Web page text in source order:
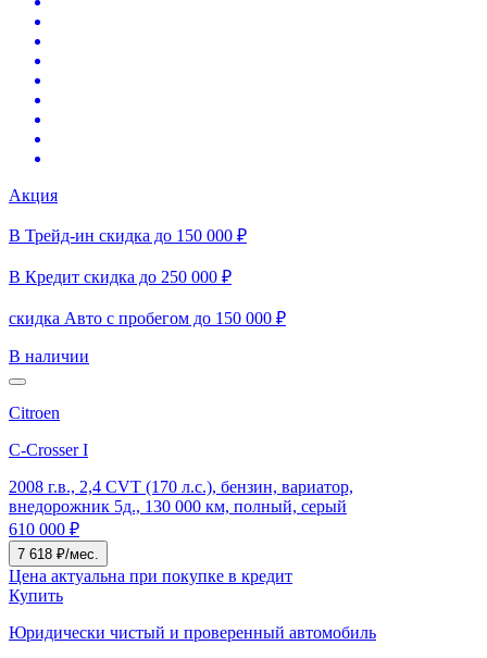
Акция
В Трейд-ин скидка до 150 000 ₽
В Кредит скидка до 250 000 ₽
скидка Авто с пробегом до 150 000 ₽
В наличии
Citroen
C-Crosser I
2008 г.в., 2,4 CVT (170 л.с.), бензин, вариатор,
внедорожник 5д., 130 000 км, полный, серый
610 000 ₽
7 618 ₽/мес.
Цена актуальна при покупке в кредит
Купить
Юридически чистый и проверенный автомобиль